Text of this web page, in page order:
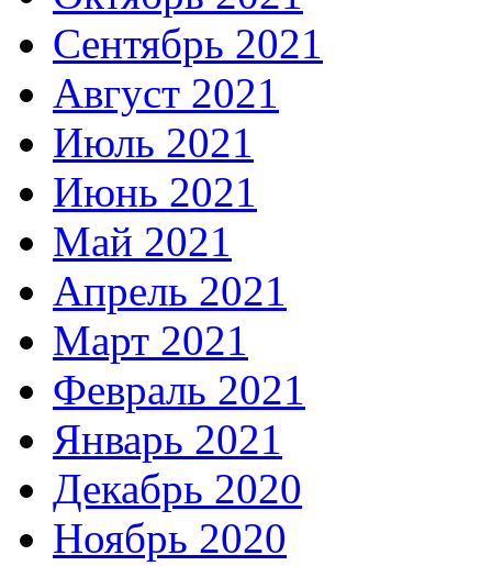
Сентябрь 2021
Август 2021
Июль 2021
Июнь 2021
Май 2021
Апрель 2021
Март 2021
Февраль 2021
Январь 2021
Декабрь 2020
Ноябрь 2020